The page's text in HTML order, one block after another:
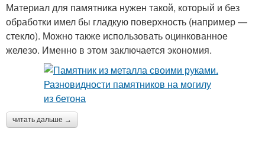
Материал для памятника нужен такой, который и без
обработки имел бы гладкую поверхность (например —
стекло). Можно также использовать оцинкованное
железо. Именно в этом заключается экономия.
читать дальше →